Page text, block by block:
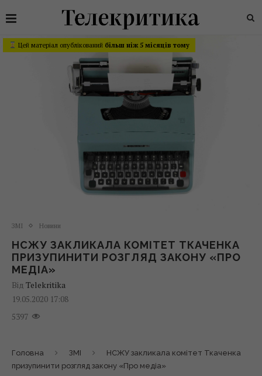
Цей матеріал опублікований більш ніж 5 місяців тому
ЗМІ Новини
НСЖУ ЗАКЛИКАЛА КОМІТЕТ ТКАЧЕНКА
ПРИЗУПИНИТИ РОЗГЛЯД ЗАКОНУ «ПРО
МЕДІА»
Від Telekritika
19.05.2020 17:08
5397
Головна ЗМІ
НСЖУ закликала комітет Ткаченка
призупинити розгляд закону «Про медіа»